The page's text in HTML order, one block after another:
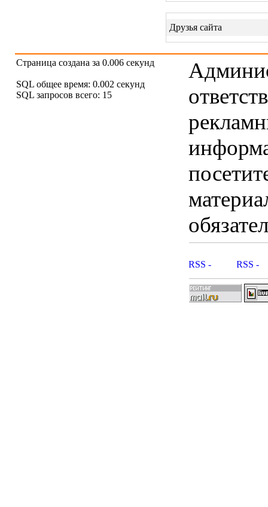
Друзья сайта
Страница создана за 0.006 секунд
SQL общее время: 0.002 секунд
SQL запросов всего: 15